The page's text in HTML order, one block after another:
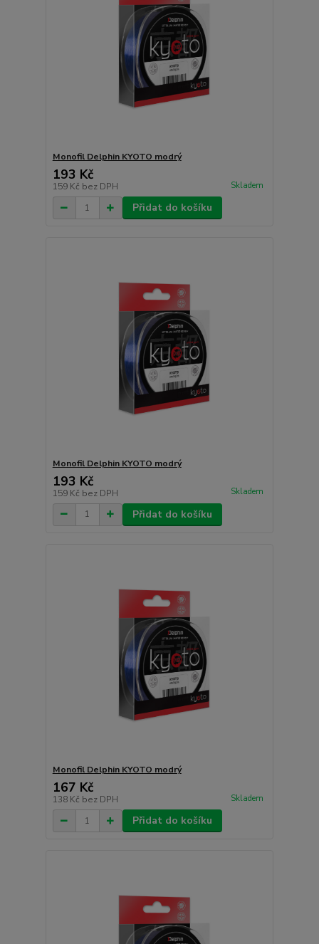
Monofil Delphin KYOTO modrý
193 Kč
159 Kč bez DPH Skladem
Přidat do košíku
Monofil Delphin KYOTO modrý
193 Kč
159 Kč bez DPH Skladem
Přidat do košíku
Monofil Delphin KYOTO modrý
167 Kč
138 Kč bez DPH Skladem
Přidat do košíku